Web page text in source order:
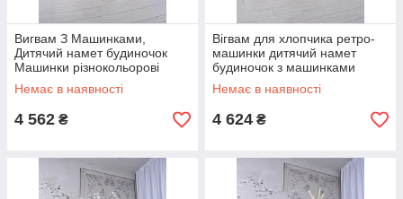
Вигвам З Машинками,
Дитячий намет будиночок
Машинки різнокольорові
підвіска місяць у подарунок
Немає в наявності
4 562 ₴
Вігвам для хлопчика ретро-
машинки дитячий намет
будиночок з машинками
повний комплект
Немає в наявності
4 624 ₴